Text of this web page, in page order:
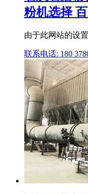
粉机选择
由于此网站的设
联系电话: 180